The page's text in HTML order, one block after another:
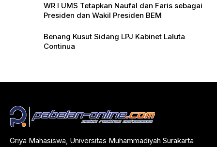
WR I UMS Tetapkan Naufal dan Faris sebagai
Presiden dan Wakil Presiden BEM
Benang Kusut Sidang LPJ Kabinet Laluta
Continua
Griya Mahasiswa, Universitas Muhammadiyah Surakarta